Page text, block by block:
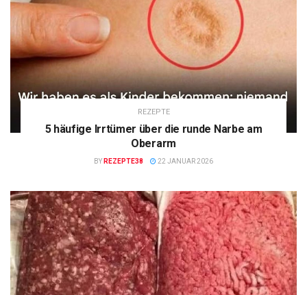
REZEPTE
5 häufige Irrtümer über die runde Narbe am
Oberarm
BY REZEPTE38 22 JANUAR 2026